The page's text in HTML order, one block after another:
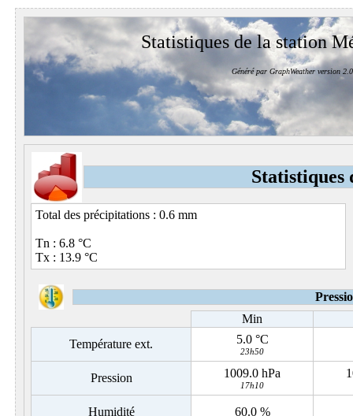
Statistiques de la station
Généré par GraphWeather version 2.0